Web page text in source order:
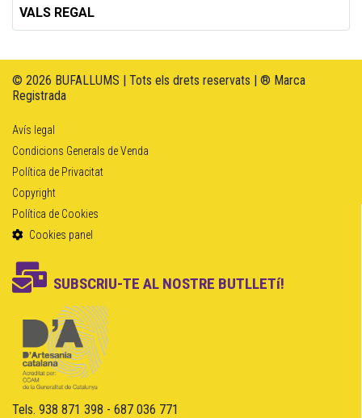
VALS REGAL
© 2026 BUFALLUMS | Tots els drets reservats | ® Marca
Registrada
Avís legal
Condicions Generals de Venda
Política de Privacitat
Copyright
Política de Cookies
Cookies panel
SUBSCRIU-TE AL NOSTRE BUTLLETí!
Tels. 938 871 398 - 687 036 771